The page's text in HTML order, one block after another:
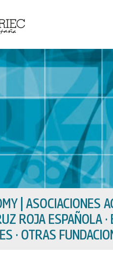
ASOCIACIONES
ROJA ESPAÑOLA
· OTRAS